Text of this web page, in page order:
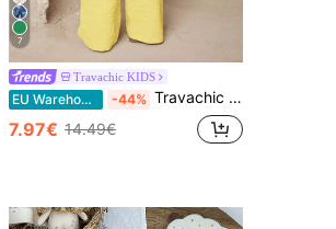
7
Travachic KIDS
EU Warehouse -44% Travachic KIDS Schattig mouwloos topje en broekje met golvend patroon voor baby meisjes, zomer
7.97€ 14.49€